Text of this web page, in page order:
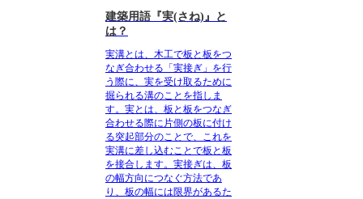
建築用語『実(さね)』と
は？
実溝とは、木工で板と板をつ
なぎ合わせる「実接ぎ」を行
う際に、実を受け取るために
掘られる溝のことを指しま
す。実とは、板と板をつなぎ
合わせる際に片側の板に付け
る突起部分のことで、これを
実溝に差し込むことで板と板
を接合します。 実接ぎは、板
の幅方向につなぐ方法であ
り 、板の幅には限界があるた